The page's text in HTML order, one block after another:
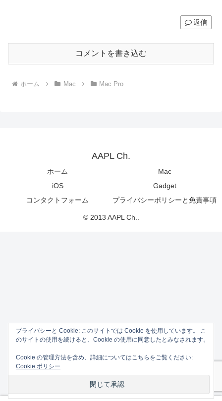
返信
コメントを書き込む
ホーム Mac Mac Pro
AAPL Ch.
ホーム
Mac
iOS
Gadget
コンタクトフォーム
プライバシーポリシーと免責事項
© 2013 AAPL Ch..
プライバシーと Cookie: このサイトでは Cookie を使用しています。 こ
のサイトの使用を続けると、Cookie の使用に同意したとみなされます。
Cookie の管理方法を含め、詳細についてはこちらをご覧ください:
Cookie ポリシー